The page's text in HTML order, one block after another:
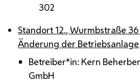
302
Standort 12., Wurmbstraße
Änderung der Betriebsanlage
Betreiber*in: Kern
GmbH